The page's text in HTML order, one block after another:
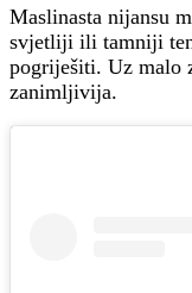
Maslinasta nijansu
svjetliji ili tamniji
pogriješiti. Uz malo
zanimljivija.